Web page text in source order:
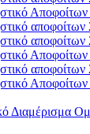
αποφοίτων
αποφοίτων
Αποφοίτων
αποφοίτων
Διαμέρισμα